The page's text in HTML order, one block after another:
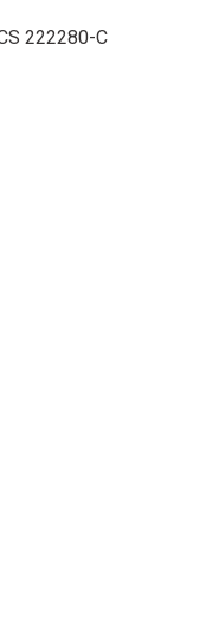
222280-C